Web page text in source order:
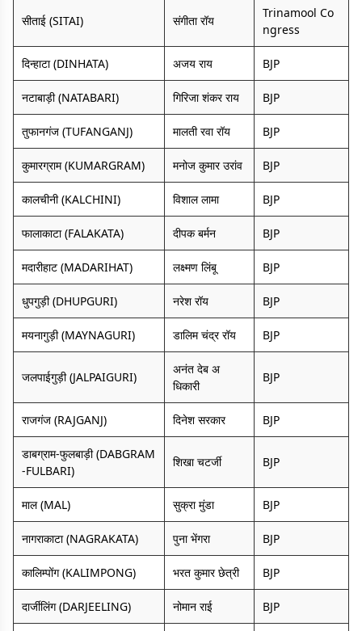
सीताई (SITAI) संगीता रॉय
Trinamool Co
ngress
दिन्हाटा (DINHATA) अजय राय BJP
नटाबाड़ी (NATABARI) गिरिजा शंकर राय BJP
तुफानगंज (TUFANGANJ) मालती रवा रॉय BJP
कुमारग्राम (KUMARGRAM) मनोज कुमार उरांव BJP
कालचीनी (KALCHINI) विशाल लामा BJP
फालाकाटा (FALAKATA) दीपक बर्मन BJP
मदारीहाट (MADARIHAT) लक्ष्मण लिंबू BJP
धुपगुड़ी (DHUPGURI) नरेश रॉय BJP
मयनागुड़ी (MAYNAGURI) डालिम चंद्र रॉय BJP
जलपाईगुड़ी (JALPAIGURI)
अनंत देब अ
धिकारी
BJP
राजगंज (RAJGANJ) दिनेश सरकार BJP
डाबग्राम-फुलबाड़ी (DABGRAM
-FULBARI)
शिखा चटर्जी BJP
माल (MAL) सुक्रा मुंडा BJP
नागराकाटा (NAGRAKATA) पुना भेंगरा BJP
कालिम्पोंग (KALIMPONG) भरत कुमार छेत्री BJP
दार्जीलिंग (DARJEELING) नोमान राई BJP